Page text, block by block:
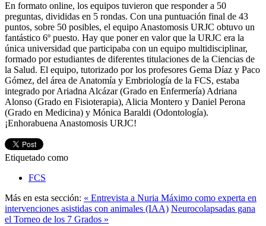
En formato online, los equipos tuvieron que responder a 50
preguntas, divididas en 5 rondas. Con una puntuación final de 43
puntos, sobre 50 posibles, el equipo Anastomosis URJC obtuvo un
fantástico 6º puesto. Hay que poner en valor que la URJC era la
única universidad que participaba con un equipo multidisciplinar,
formado por estudiantes de diferentes titulaciones de la Ciencias de
la Salud. El equipo, tutorizado por los profesores Gema Díaz y Paco
Gómez, del área de Anatomía y Embriología de la FCS, estaba
integrado por Ariadna Alcázar (Grado en Enfermería) Adriana
Alonso (Grado en Fisioterapia), Alicia Montero y Daniel Perona
(Grado en Medicina) y Mónica Baraldi (Odontología).
¡Enhorabuena Anastomosis URJC!
Etiquetado como
FCS
Más en esta sección: « Entrevista a Nuria Máximo como experta en
intervenciones asistidas con animales (IAA) Neurocolapsadas gana
el Torneo de los 7 Grados »